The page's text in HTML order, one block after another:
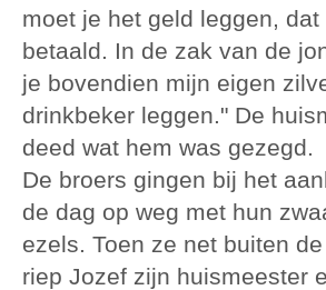
moet je het geld leggen, dat
betaald. In de zak van de
je bovendien mijn eigen
drinkbeker leggen." De
deed wat hem was gezegd.
De broers gingen bij het
de dag op weg met hun
ezels. Toen ze net buiten
riep Jozef zijn huismeester